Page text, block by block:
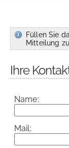
Füllen Sie
Mitteilung
Ihre
Name:
Mail: